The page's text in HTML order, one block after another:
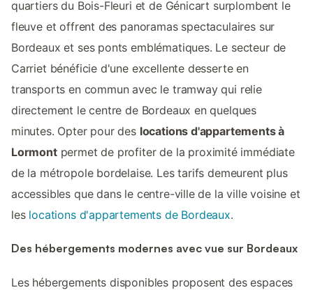
quartiers du Bois-Fleuri et de Génicart surplombent le
fleuve et offrent des panoramas spectaculaires sur
Bordeaux et ses ponts emblématiques. Le secteur de
Carriet bénéficie d'une excellente desserte en
transports en commun avec le tramway qui relie
directement le centre de Bordeaux en quelques
minutes. Opter pour des locations d'appartements à
Lormontpermet de profiter de la proximité immédiate
de la métropole bordelaise. Les tarifs demeurent plus
accessibles que dans le centre-ville de la ville voisine et
les locations d'appartements de Bordeaux.
Des hébergements modernes avec vue sur Bordeaux
Les hébergements disponibles proposent des espaces